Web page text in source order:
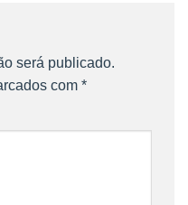
será publicado.
com *